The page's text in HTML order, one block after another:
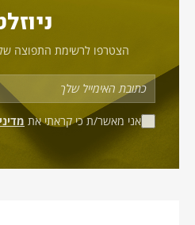
הצטרפו לרשימת התפוצה
אני מאשר/ת כי קראתי את